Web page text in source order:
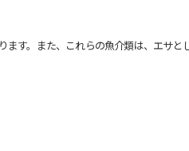
。また、これらの魚介類は、エサと